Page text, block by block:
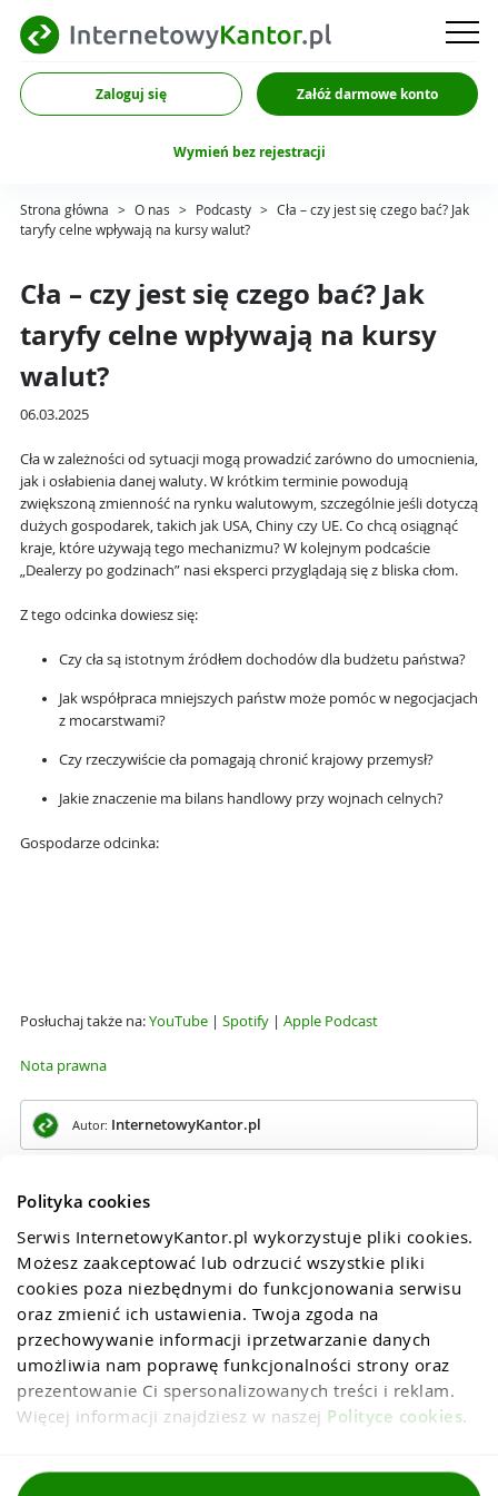
Polityka cookies
Serwis InternetowyKantor.pl wykorzystuje pliki cookies.
Możesz zaakceptować lub odrzucić wszystkie pliki
cookies poza niezbędnymi do funkcjonowania serwisu
oraz zmienić ich ustawienia. Twoja zgoda na
przechowywanie informacji iprzetwarzanie danych
umożliwia nam poprawę funkcjonalności strony oraz
prezentowanie Ci spersonalizowanych treści i reklam.
Więcej informacji znajdziesz w naszej Polityce cookies.
Zaloguj się Załóż darmowe konto
Wymień bez rejestracji
Strona główna > O nas > Podcasty > Cła – czy jest się czego bać? Jak
taryfy celne wpływają na kursy walut?
Cła – czy jest się czego bać? Jak
taryfy celne wpływają na kursy
walut?
06.03.2025
Cła w zależności od sytuacji mogą prowadzić zarówno do umocnienia,
jak i osłabienia danej waluty. W krótkim terminie powodują
zwiększoną zmienność na rynku walutowym, szczególnie jeśli dotyczą
dużych gospodarek, takich jak USA, Chiny czy UE. Co chcą osiągnąć
kraje, które używają tego mechanizmu? W kolejnym podcaście
„Dealerzy po godzinach” nasi eksperci przyglądają się z bliska cłom.
Z tego odcinka dowiesz się:
Czy cła są istotnym źródłem dochodów dla budżetu państwa?
Jak współpraca mniejszych państw może pomóc w negocjacjach
z mocarstwami?
Czy rzeczywiście cła pomagają chronić krajowy przemysł?
Jakie znaczenie ma bilans handlowy przy wojnach celnych?
Gospodarze odcinka:
Posłuchaj także na:YouTube | Spotify | Apple Podcast
Nota prawna
Autor: InternetowyKantor.pl
Regulaminy